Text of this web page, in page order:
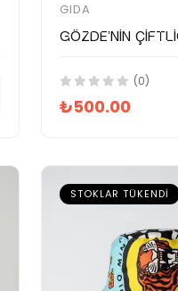
GIDA
(0)
₺500.00
STOKLAR TÜKENDI